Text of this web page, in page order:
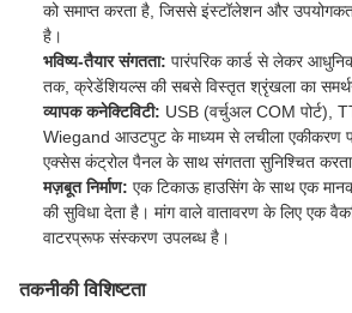
को समाप्त करता है, जिससे इंस्टॉलेशन और
है।
भविष्य-तैयार संगतता: पारंपरिक कार्ड से लेकर
तक, क्रेडेंशियल्स की सबसे विस्तृत श्रृंखला का
व्यापक कनेक्टिविटी: USB (वर्चुअल COM
Wiegand आउटपुट के माध्यम से लचीला एकीकरण
एक्सेस कंट्रोल पैनल के साथ संगतता सुनिश्चित
मज़बूत निर्माण: एक टिकाऊ हाउसिंग के साथ एक
की सुविधा देता है। मांग वाले वातावरण के लिए एक
वाटरप्रूफ संस्करण उपलब्ध है।
तकनीकी विशिष्टता